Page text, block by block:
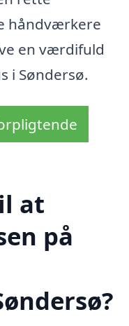
håndværkere
en værdifuld
i Søndersø.
at
på